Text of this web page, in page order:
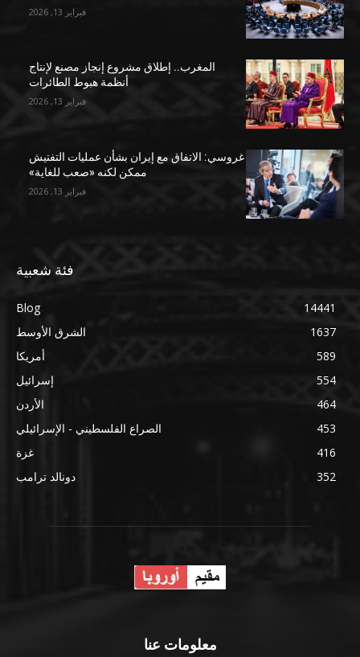
فبراير 13, 2026
المغرب.. إطلاق مشروع إنجاز مصنع لإنتاج
أنظمة هبوط الطائرات
فبراير 13, 2026
غروسي: الاتفاق مع إيران بشأن عمليات التفتيش
ممكن لكنه «صعب للغاية»
فبراير 13, 2026
فئة شعبية
Blog
14441
الشرق الأوسط
1637
أمريكا
589
إسرائيل
554
الأردن
464
الصراع الفلسطيني - الإسرائيلي
453
غزة
416
دونالد ترامب
352
معلومات عنا